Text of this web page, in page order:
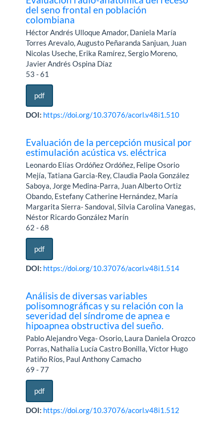
del seno frontal en población
colombiana
Héctor Andrés Ulloque Amador, Daniela María
Torres Arevalo, Augusto Peñaranda Sanjuan, Juan
Nicolas Useche, Erika Ramírez, Sergio Moreno,
Javier Andrés Ospina Díaz
53 - 61
pdf
DOI: https://doi.org/10.37076/acorl.v48i1.510
Evaluación de la percepción musical por
estimulación acústica vs. eléctrica
Leonardo Elías Ordóñez Ordóñez, Felipe Osorio
Mejía, Tatiana Garcia-Rey, Claudia Paola González
Saboya, Jorge Medina-Parra, Juan Alberto Ortiz
Obando, Estefany Catherine Hernández, María
Margarita Sierra- Sandoval, Silvia Carolina Vanegas,
Néstor Ricardo González Marín
62 - 68
pdf
DOI: https://doi.org/10.37076/acorl.v48i1.514
Análisis de diversas variables
polisomnográficas y su relación con la
severidad del síndrome de apnea e
hipoapnea obstructiva del sueño.
Pablo Alejandro Vega- Osorio, Laura Daniela Orozco
Porras, Nathalia Lucía Castro Bonilla, Víctor Hugo
Patiño Ríos, Paul Anthony Camacho
69 - 77
pdf
DOI: https://doi.org/10.37076/acorl.v48i1.512